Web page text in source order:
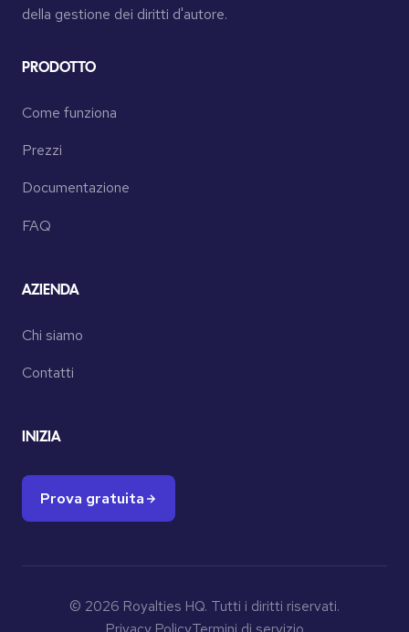
della gestione dei diritti d'autore.
PRODOTTO
Come funziona
Prezzi
Documentazione
FAQ
AZIENDA
Chi siamo
Contatti
INIZIA
Prova gratuita
© 2026 Royalties HQ. Tutti i diritti riservati.